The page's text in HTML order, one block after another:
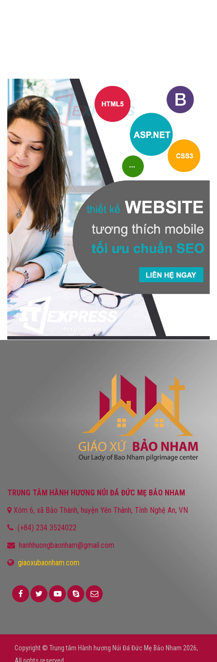
TRUNG TÂM HÀNH HƯƠNG NÚI ĐÁ ĐỨC MẸ BẢO NHAM
Xóm 6, xã Bảo Thành, huyện Yên Thành, Tỉnh Nghệ An, VN
(+84) 234 3524022
hanhhuongbaonham@gmail.com
giaoxubaonham.com
Copyright © Trung tâm Hành hương Núi Đá Đức Mẹ Bảo Nham 2026,